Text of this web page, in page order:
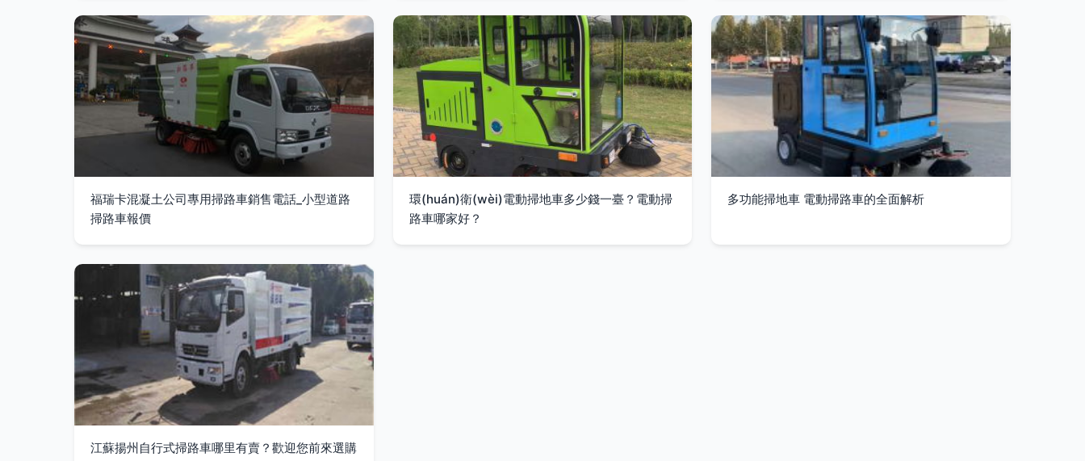
福瑞卡混凝土公司專用掃路車銷售電話_小型道路
掃路車報價
環(huán)衛(wèi)電動掃地車多少錢一臺？電動掃
路車哪家好？
多功能掃地車 電動掃路車的全面解析
江蘇揚州自行式掃路車哪里有賣？歡迎您前來選購